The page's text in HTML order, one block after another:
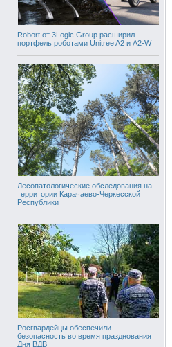
Robort от 3Logic Group расширил
портфель роботами Unitree A2 и A2-W
Лесопатологические обследования на
территории Карачаево-Черкесской
Республики
Росгвардейцы обеспечили
безопасность во время празднования
Дня ВДВ